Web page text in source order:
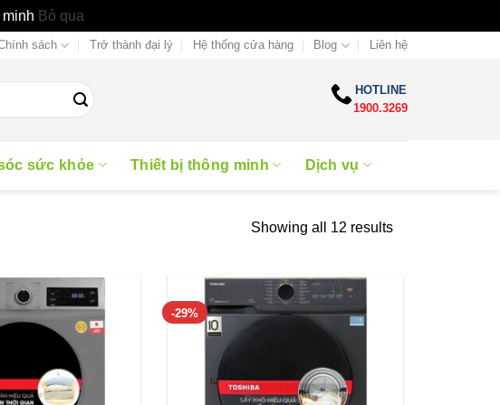
Bỏ qua
sách Trở thành đại lý Hệ thống cửa hàng Blog Liên hệ
HOTLINE
1900.3269
sức khỏe Thiết bị thông minh Dịch vụ
Showing all 12 results
-29%